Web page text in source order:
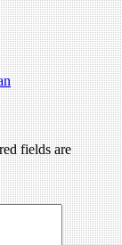
fields are